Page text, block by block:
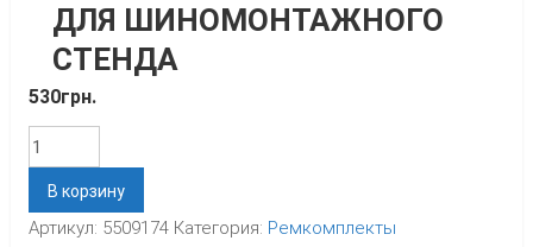
ДЛЯ ШИНОМОНТАЖНОГО
СТЕНДА
530грн.
Количество
В корзину
Артикул: 5509174 Категория: Ремкомплекты